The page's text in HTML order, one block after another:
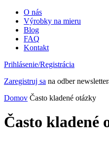
O nás
Výrobky na mieru
Blog
FAQ
Kontakt
Prihlásenie/Registrácia
Zaregistruj sa na odber
Domov Často kladené otázky
Často kladené